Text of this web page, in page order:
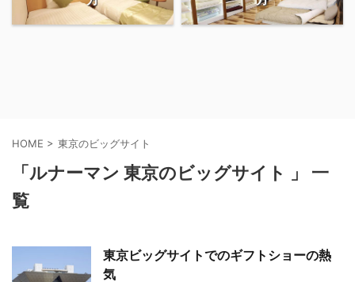
HOME > 東京のビッグサイト
「ルナーマン 東京のビッグサイト 」 一
覧
東京ビッグサイトでのギフトショーの熱
気